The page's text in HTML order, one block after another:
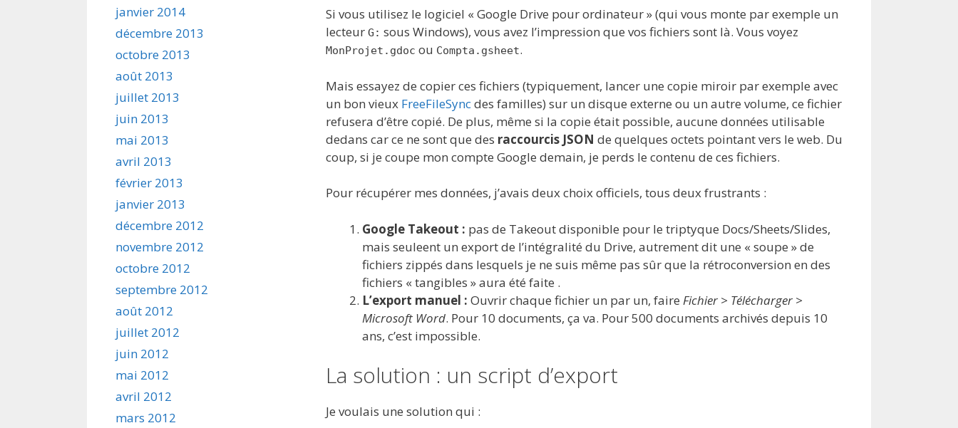
Si vous utilisez le logiciel « Google Drive pour ordinateur » (qui vous monte par exemple un
lecteur G: sous Windows), vous avez l’impression que vos fichiers sont là. Vous voyez
MonProjet.gdoc ou Compta.gsheet.
Mais essayez de copier ces fichiers (typiquement, lancer une copie miroir par exemple avec
un bon vieux FreeFileSyncdes familles) sur un disque externe ou un autre volume, ce fichier
refusera d’être copié. De plus, même si la copie était possible, aucune données utilisable
dedans car ce ne sont que des raccourcis JSON de quelques octets pointant vers le web. Du
coup, si je coupe mon compte Google demain, je perds le contenu de ces fichiers.
Pour récupérer mes données, j’avais deux choix officiels, tous deux frustrants :
Google Takeout : pas de Takeout disponible pour le triptyque Docs/Sheets/Slides,
mais seuleent un export de l’intégralité du Drive, autrement dit une « soupe » de
fichiers zippés dans lesquels je ne suis même pas sûr que la rétroconversion en des
fichiers « tangibles » aura été faite .
L’export manuel : Ouvrir chaque fichier un par un, faire Fichier > Télécharger >
Microsoft Word. Pour 10 documents, ça va. Pour 500 documents archivés depuis 10
ans, c’est impossible.
La solution : un script d’export
Je voulais une solution qui :
janvier 2014
décembre 2013
octobre 2013
août 2013
juillet 2013
juin 2013
mai 2013
avril 2013
février 2013
janvier 2013
décembre 2012
novembre 2012
octobre 2012
septembre 2012
août 2012
juillet 2012
juin 2012
mai 2012
avril 2012
mars 2012